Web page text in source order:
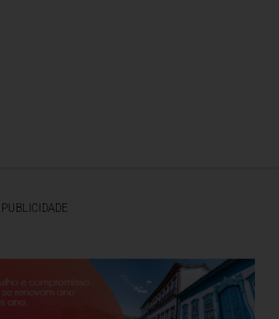
PUBLICIDADE